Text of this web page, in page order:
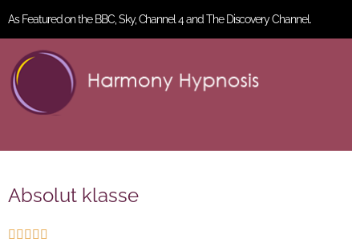
As Featured on the BBC, Sky, Channel 4 and The Discovery Channel.
Absolut klasse
    